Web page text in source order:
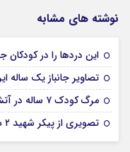
نوشته های مشابه
این درد‌ها را در کودکان
تصاویر جانباز یک ساله
مرگ کودک ۷ ساله در آتش‌سوزی مشهد
تصویری از پیکر شهید ۲ سالۀ جنایت آمریکا در قشم